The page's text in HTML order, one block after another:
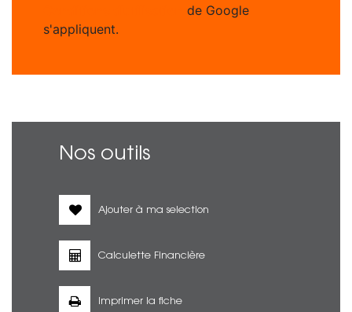
de Google
s'appliquent.
Nos outils
Ajouter à ma selection
Calculette Financière
Imprimer la fiche